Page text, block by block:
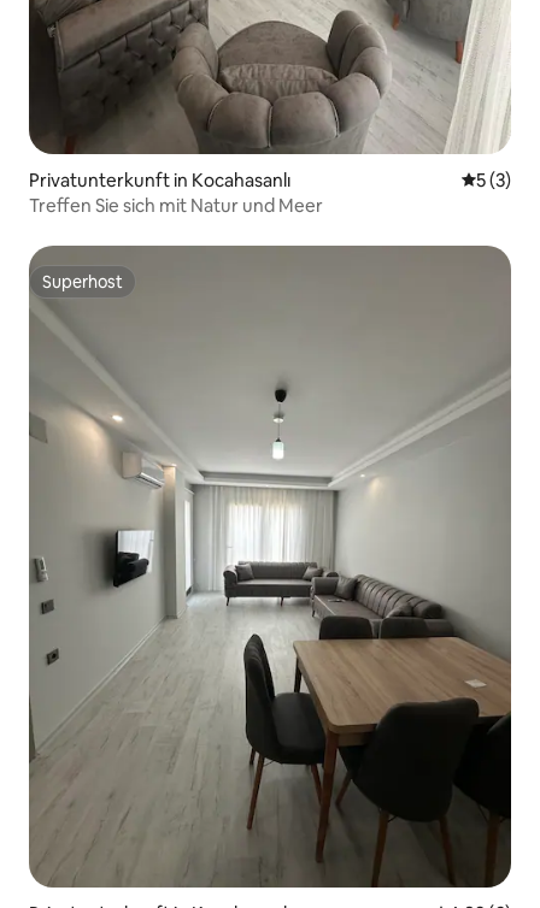
Privatunterkunft in Kocahasanlı
5 (3)
Treffen Sie sich mit Natur und Meer
Superhost
Superhost